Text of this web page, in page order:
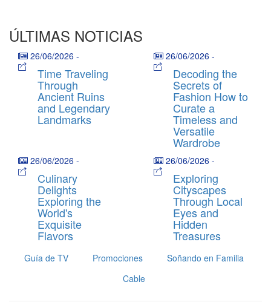
ÚLTIMAS NOTICIAS
26/06/2026 -
Time Traveling
Through
Ancient Ruins
and Legendary
Landmarks
26/06/2026 -
Decoding the
Secrets of
Fashion How to
Curate a
Timeless and
Versatile
Wardrobe
26/06/2026 -
Culinary
Delights
Exploring the
World's
Exquisite
Flavors
26/06/2026 -
Exploring
Cityscapes
Through Local
Eyes and
Hidden
Treasures
Guía de TV Promociones
Soñando en Familia
Cable